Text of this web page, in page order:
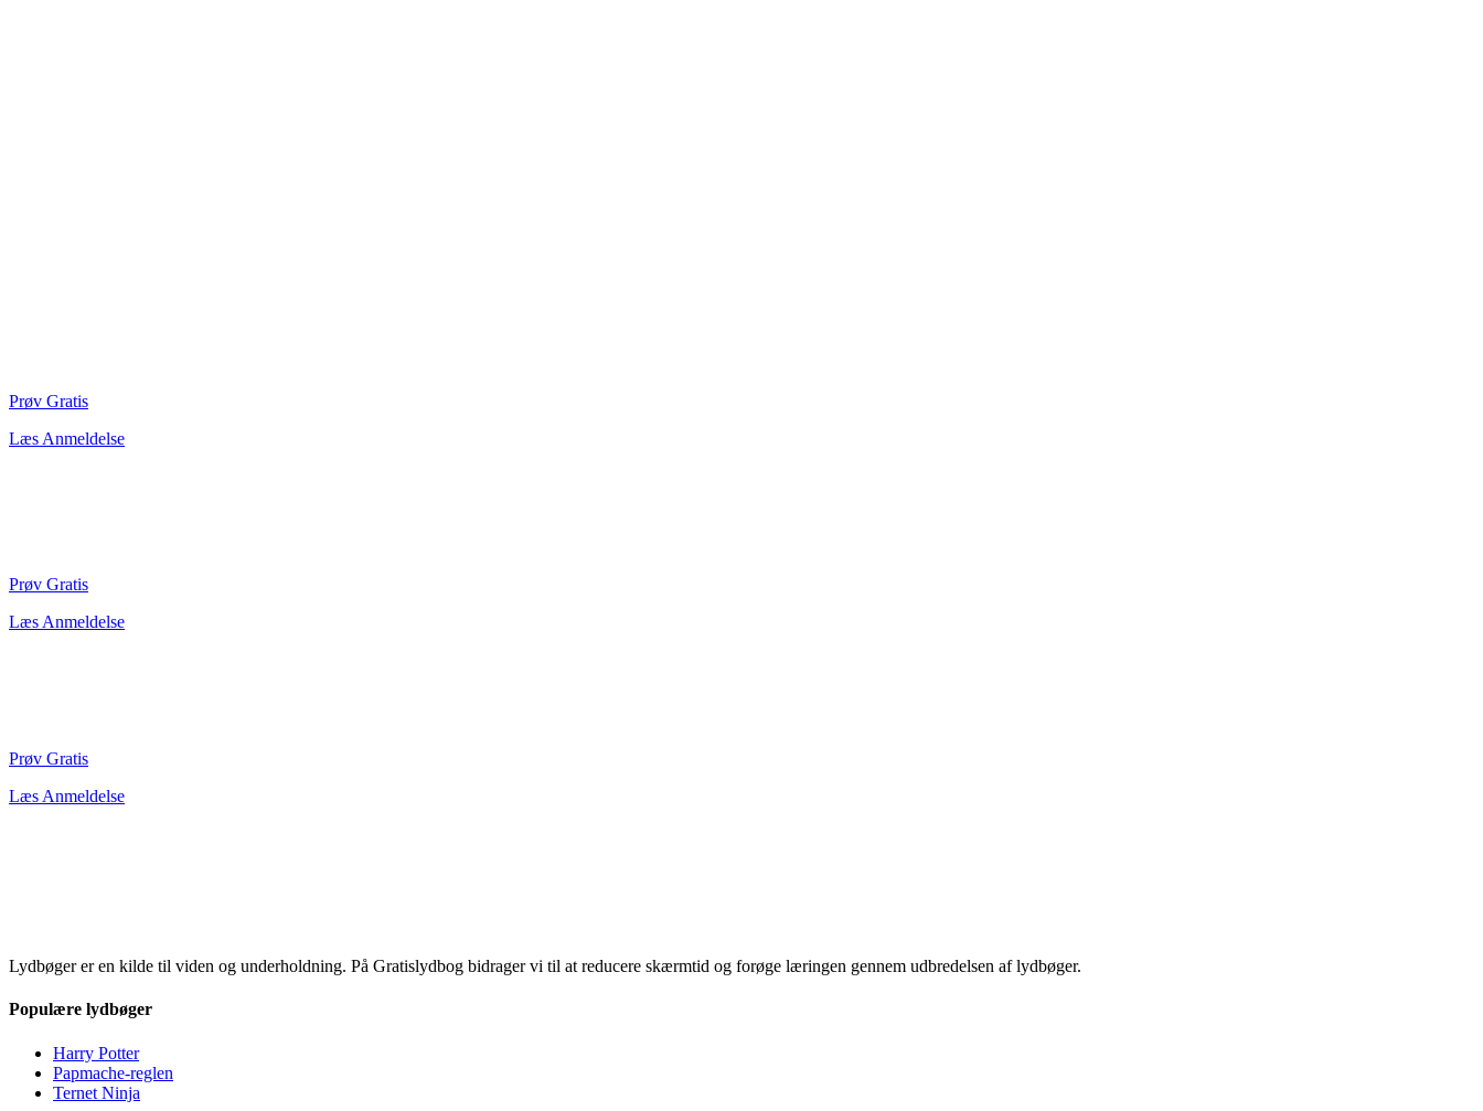
Prøv Gratis
Læs Anmeldelse
Prøv Gratis
Læs Anmeldelse
Prøv Gratis
Læs Anmeldelse
Lydbøger er en kilde til viden og underholdning. På Gratislydbog bidrager vi til at reducere skærmtid og forøge læringen gennem udbredelsen af lydbøger.
Populære lydbøger
Harry Potter
Papmache-reglen
Ternet Ninja